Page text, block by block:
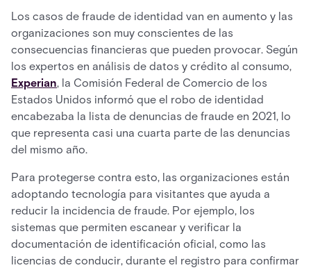
Los casos de fraude de identidad van en aumento y las
organizaciones son muy conscientes de las
consecuencias financieras que pueden provocar. Según
los expertos en análisis de datos y crédito al consumo,
Experian, la Comisión Federal de Comercio de los
Estados Unidos informó que el robo de identidad
encabezaba la lista de denuncias de fraude en 2021, lo
que representa casi una cuarta parte de las denuncias
del mismo año.
Para protegerse contra esto, las organizaciones están
adoptando tecnología para visitantes que ayuda a
reducir la incidencia de fraude. Por ejemplo, los
sistemas que permiten escanear y verificar la
documentación de identificación oficial, como las
licencias de conducir, durante el registro para confirmar